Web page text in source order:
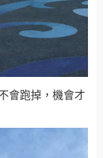
會跑掉，機會才